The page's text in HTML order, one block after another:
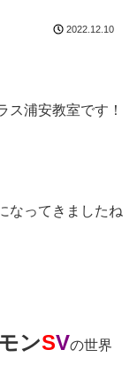
2022.12.10
ス浦安教室です！
なってきましたね
ンSVの世界